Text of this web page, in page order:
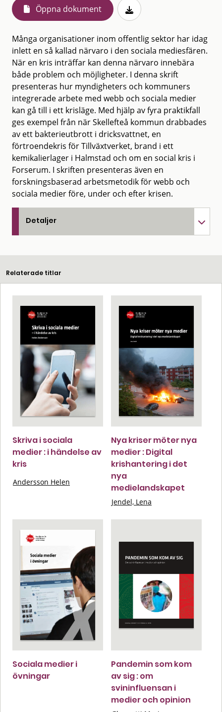
Öppna dokument
Många organisationer inom offentlig sektor har idag
inlett en så kallad närvaro i den sociala mediesfären.
När en kris inträffar kan denna närvaro innebära
både problem och möjligheter. I denna skrift
presenteras hur myndigheters och kommuners
integrerade arbete med webb och sociala medier
kan gå till i ett krisläge. Med hjälp av fyra praktikfall
ges exempel från när Skellefteå kommun drabbades
av ett bakterieutbrott i dricksvattnet, en
förtroendekris för Tillväxtverket, brand i ett
kemikalierlager i Halmstad och om en social kris i
Forserum. I skriften presenteras även en
forskningsbaserad arbetsmetodik för webb och
sociala medier före, under och efter krisen.
Detaljer
Relaterade titlar
Skriva i sociala
medier : i händelse av
kris
Andersson Helen
Nya kriser möter nya
medier : Digital
krishantering i det
nya
medielandskapet
Jendel, Lena
Sociala medier i
övningar
Pandemin som kom
av sig : om
svininfluensan i
medier och opinion